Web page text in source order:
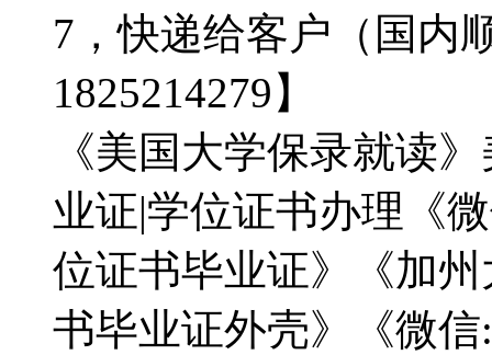
7，快递给客户（国内
1825214279】
《美国大学保录就读
业证|学位证书办理《
位证书毕业证》《加
书毕业证外壳》《微